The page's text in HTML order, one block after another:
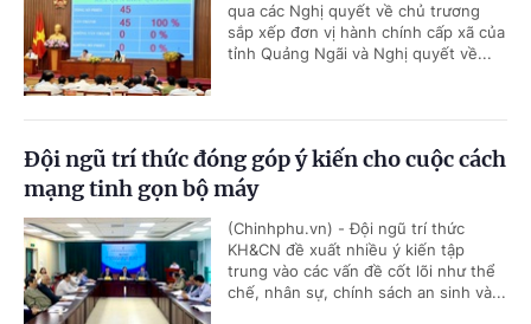
qua các Nghị quyết về chủ trương
sắp xếp đơn vị hành chính cấp xã của
tỉnh Quảng Ngãi và Nghị quyết về...
Đội ngũ trí thức đóng góp ý kiến cho cuộc cách
mạng tinh gọn bộ máy
(Chinhphu.vn) - Đội ngũ trí thức
KH&CN đề xuất nhiều ý kiến tập
trung vào các vấn đề cốt lõi như thể
chế, nhân sự, chính sách an sinh và...